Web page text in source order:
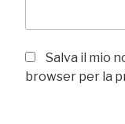
Salva il mio
browser per la